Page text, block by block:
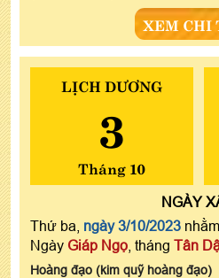
XEM CHI
LỊCH DƯƠNG
3
Tháng 10
NGÀY
Thứ ba, ngày 3/10/2023
Ngày Giáp Ngọ , tháng Tân
Hoàng đạo (kim quỹ hoàng đạo)